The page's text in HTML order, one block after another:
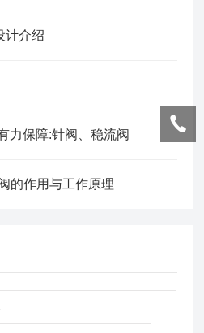
计介绍
力保障:针阀、稳流阀
的作用与工作原理